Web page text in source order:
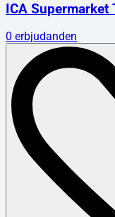
ICA Supermarket
0 erbjudanden